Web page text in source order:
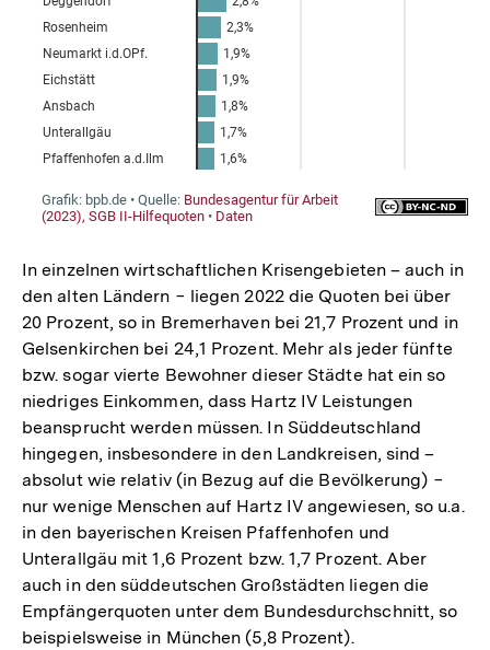
In einzelnen wirtschaftlichen Krisengebieten – auch in
den alten Ländern − liegen 2022 die Quoten bei über
20 Prozent, so in Bremerhaven bei 21,7 Prozent und in
Gelsenkirchen bei 24,1 Prozent. Mehr als jeder fünfte
bzw. sogar vierte Bewohner dieser Städte hat ein so
niedriges Einkommen, dass Hartz IV Leistungen
beansprucht werden müssen. In Süddeutschland
hingegen, insbesondere in den Landkreisen, sind –
absolut wie relativ (in Bezug auf die Bevölkerung) −
nur wenige Menschen auf Hartz IV angewiesen, so u.a.
in den bayerischen Kreisen Pfaffenhofen und
Unterallgäu mit 1,6 Prozent bzw. 1,7 Prozent. Aber
auch in den süddeutschen Großstädten liegen die
Empfängerquoten unter dem Bundesdurchschnitt, so
beispielsweise in München (5,8 Prozent).